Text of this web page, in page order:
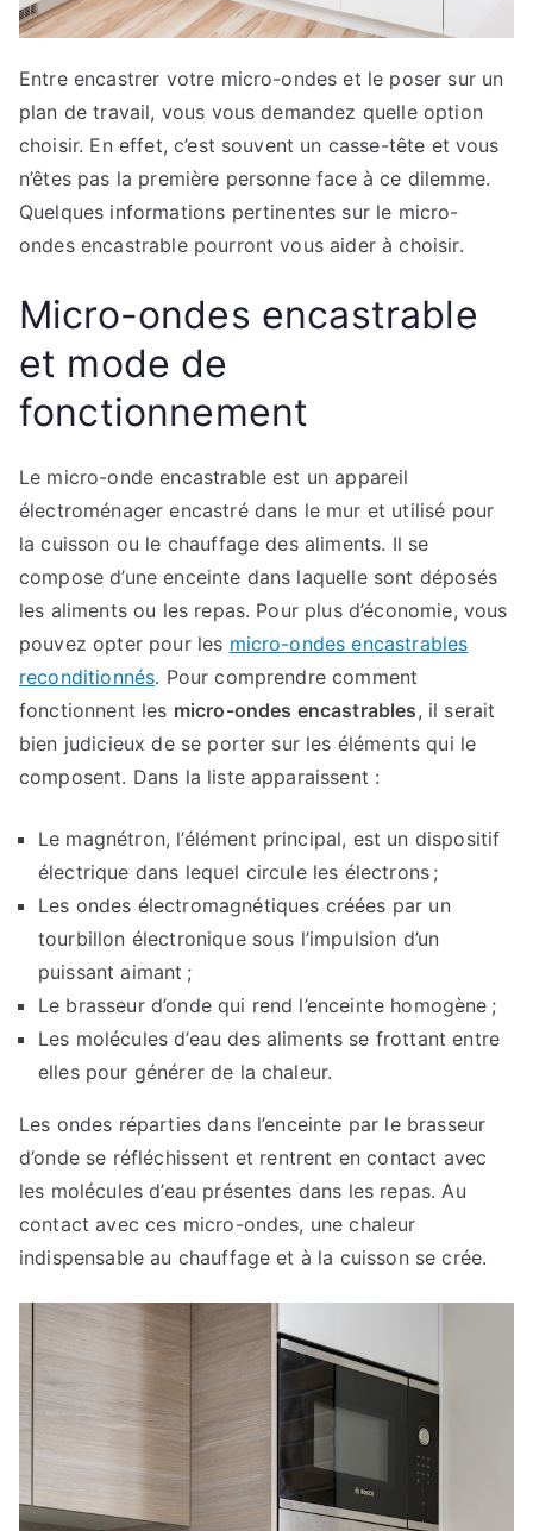
Entre encastrer votre micro-ondes et le poser sur un
plan de travail, vous vous demandez quelle option
choisir. En effet, c’est souvent un casse-tête et vous
n’êtes pas la première personne face à ce dilemme.
Quelques informations pertinentes sur le micro-
ondes encastrable pourront vous aider à choisir.
Micro-ondes encastrable
et mode de
fonctionnement
Le micro-onde encastrable est un appareil
électroménager encastré dans le mur et utilisé pour
la cuisson ou le chauffage des aliments. Il se
compose d’une enceinte dans laquelle sont déposés
les aliments ou les repas. Pour plus d’économie, vous
pouvez opter pour les micro-ondes encastrables
reconditionnés. Pour comprendre comment
fonctionnent les micro-ondes encastrables, il serait
bien judicieux de se porter sur les éléments qui le
composent. Dans la liste apparaissent :
Le magnétron, l’élément principal, est un dispositif
électrique dans lequel circule les électrons ;
Les ondes électromagnétiques créées par un
tourbillon électronique sous l’impulsion d’un
puissant aimant ;
Le brasseur d’onde qui rend l’enceinte homogène ;
Les molécules d’eau des aliments se frottant entre
elles pour générer de la chaleur.
Les ondes réparties dans l’enceinte par le brasseur
d’onde se réfléchissent et rentrent en contact avec
les molécules d’eau présentes dans les repas. Au
contact avec ces micro-ondes, une chaleur
indispensable au chauffage et à la cuisson se crée.